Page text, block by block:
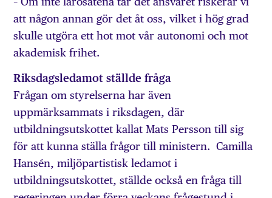
att någon annan gör det åt oss, vilket i hög grad
skulle utgöra ett hot mot vår autonomi och mot
akademisk frihet.
Riksdagsledamot ställde fråga
Frågan om styrelserna har även
uppmärksammats i riksdagen, där
utbildningsutskottet kallat Mats Persson till sig
för att kunna ställa frågor till ministern. Camilla
Hansén, miljöpartistisk ledamot i
utbildningsutskottet, ställde också en fråga till